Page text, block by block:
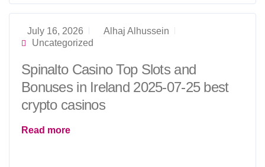
July 16, 2026
Alhaj Alhussein
Uncategorized
Spinalto Casino Top Slots and
Bonuses in Ireland 2025-07-25 best
crypto casinos
Read more